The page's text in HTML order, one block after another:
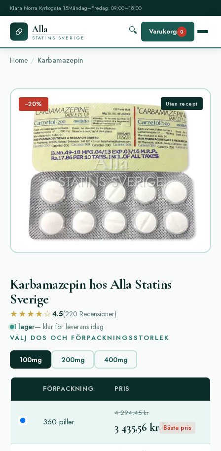
Klara Norra Kyrkogata 15Måndag–Fredag: 09:00–18:00
Alla
STATINS SVERIGE
🔍 Varukorg 0
Home Karbamazepin
−20% Utan recept
Karbamazepin hos Alla Statins
Sverige
★★★★☆4.5(220 Recensioner)
I lager— klar för leverans idag
VÄLJ DOS OCH FÖRPACKNINGSSTORLEK
100mg 200mg 400mg
FÖRPACKNING PRIS
360 piller
4 294,45 kr
3 435,56 kr Bästa pris